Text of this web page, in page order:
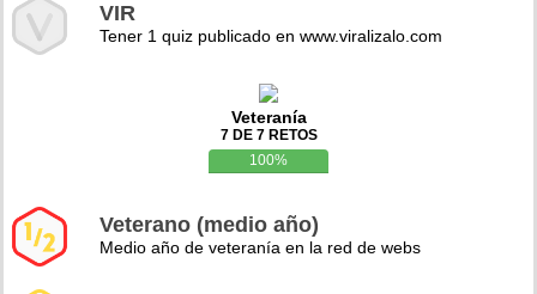
VIR
Tener 1 quiz publicado en www.viralizalo.com
Veteranía
7 DE 7 RETOS
100%
Veterano (medio año)
Medio año de veteranía en la red de webs